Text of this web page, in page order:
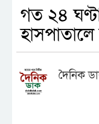
গত ২৪
দৈনিক